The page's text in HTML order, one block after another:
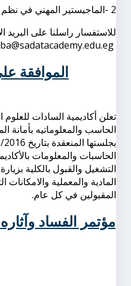
2
-الماجيستير المهني في نظم
للاستفسار راسلنا على البريد
الموافقة
تعلن أكاديمية السادات
الحاسب والمعلوماتيه
الحاسبات والمعلومات
التشغيل والقبول بالكلية
المادية والمعملية والامكانات
المقبولين في كل عام.
مؤتمر الفساد